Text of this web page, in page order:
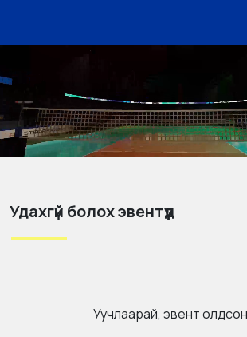
Удахгүй болох эвентүүд
Уучлаарай, эвент